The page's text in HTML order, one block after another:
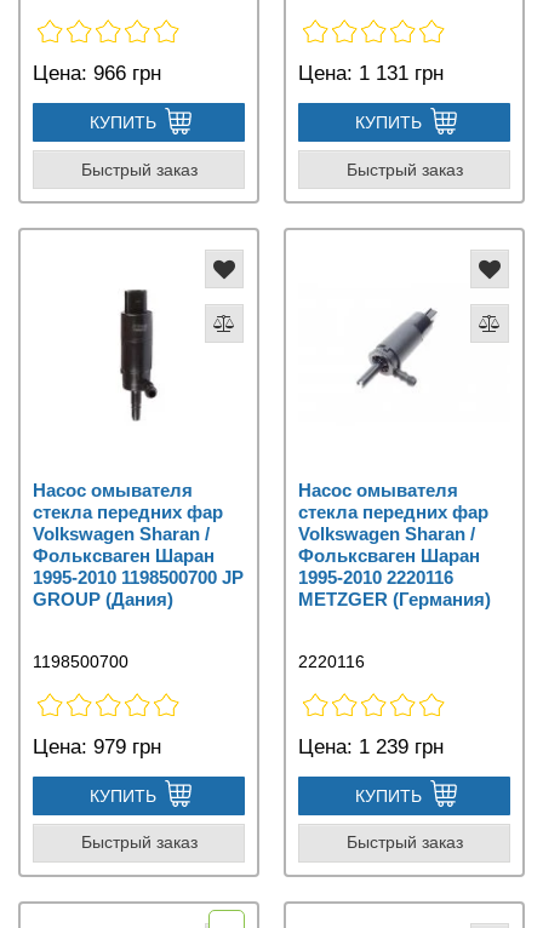
Цена: 966 грн
КУПИТЬ
Быстрый заказ
Цена: 1 131 грн
КУПИТЬ
Быстрый заказ
Насос омывателя
стекла передних фар
Volkswagen Sharan /
Фольксваген Шаран
1995-2010 1198500700 JP
GROUP (Дания)
1198500700
Цена: 979 грн
КУПИТЬ
Быстрый заказ
Насос омывателя
стекла передних фар
Volkswagen Sharan /
Фольксваген Шаран
1995-2010 2220116
METZGER (Германия)
2220116
Цена: 1 239 грн
КУПИТЬ
Быстрый заказ